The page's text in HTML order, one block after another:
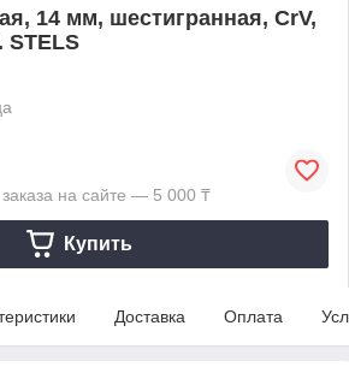
14 мм, шестигранная, CrV,
STELS
на сайте — 5 000 ₸
Купить
Доставка Оплата